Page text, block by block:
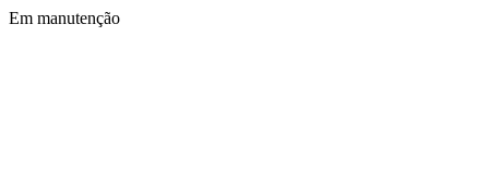
Em manutenção